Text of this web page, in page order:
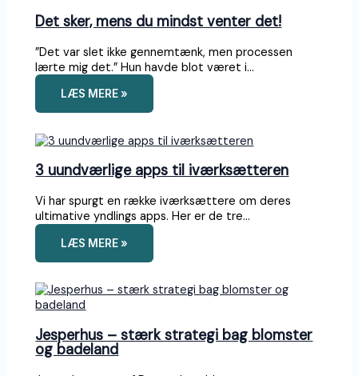
Det sker, mens du mindst venter det!
”Det var slet ikke gennemtænk, men processen
lærte mig det.” Hun havde blot været i…
LÆS MERE »
3 uundværlige apps til iværksætteren
Vi har spurgt en række iværksættere om deres
ultimative yndlings apps. Her er de tre…
LÆS MERE »
Jesperhus – stærk strategi bag blomster
og badeland